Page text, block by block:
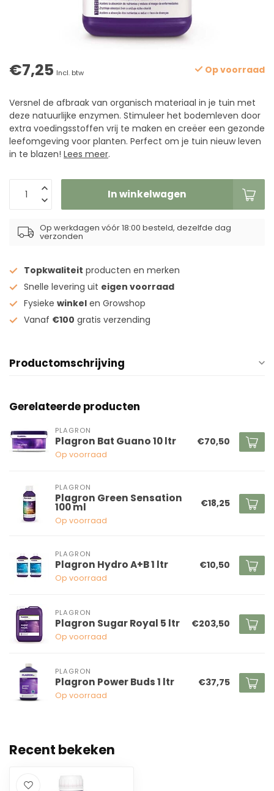
€7,25 Incl. btw Op voorraad
Versnel de afbraak van organisch materiaal in je tuin met
deze natuurlijke enzymen. Stimuleer het bodemleven door
extra voedingsstoffen vrij te maken en creëer een gezonde
leefomgeving voor planten. Perfect om je tuin nieuw leven
in te blazen! Lees meer.
In winkelwagen
Op werkdagen vóór 18:00 besteld, dezelfde dag
verzonden
Topkwaliteit producten en merken
Snelle levering uit eigen voorraad
Fysieke winkel en Growshop
Vanaf €100 gratis verzending
Productomschrijving
Gerelateerde producten
PLAGRON
Plagron Bat Guano 10 ltr
Op voorraad
€70,50
PLAGRON
Plagron Green Sensation
100 ml
Op voorraad
€18,25
PLAGRON
Plagron Hydro A+B 1 ltr
Op voorraad
€10,50
PLAGRON
Plagron Sugar Royal 5 ltr
Op voorraad
€203,50
PLAGRON
Plagron Power Buds 1 ltr
Op voorraad
€37,75
Recent bekeken